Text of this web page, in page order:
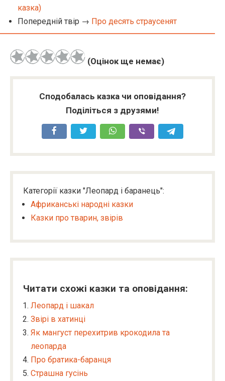
казка)
Попередній твір → Про десять страусенят
(Оцінок ще немає)
Сподобалась казка чи оповідання?
Поділіться з друзями!
Категорії казки "Леопард і баранець":
Африканські народні казки
Казки про тварин, звірів
Читати схожі казки та оповідання:
Леопард і шакал
Звірі в хатинці
Як мангуст перехитрив крокодила та
леопарда
Про братика-баранця
Страшна гусінь